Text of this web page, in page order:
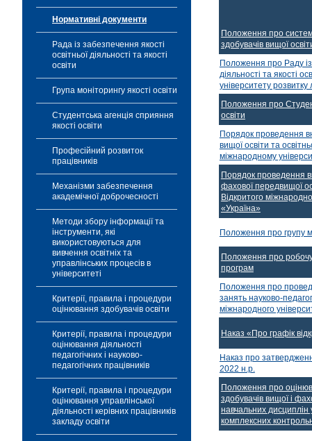
Нормативні документи
Рада із забезпечення якості
освітньої діяльності та якості
освіти
Група моніторингу якості освіти
Студентська агенція сприяння
якості освіти
Професійний розвиток
працівників
Механізми забезпечення
академічної доброчесності
Методи збору інформації та
інструменти, які
використовуються для
вивчення освітніх та
управлінських процесів в
університеті
Критерії, правила і процедури
оцінювання здобувачів освіти
Критерії, правила і процедури
оцінювання діяльності
педагогічних і науково-
педагогічних працівників
Критерії, правила і процедури
оцінювання управлінської
діяльності керівних працівників
закладу освіти
Положення про
здобувачів вищої
Положення про Раду із
діяльності та якості
університету
Положення про
освіти
Порядок проведення
вищої освіти та
міжнародному
Порядок проведення
фахової передвищої
Відкритого
«Україна»
Положення про групу
Положення про робочу
програм
Положення про
занять науково-
міжнародного
Наказ «Про графік
Наказ про
2022 н.р.
Положення про
здобувачів вищої і
навчальних
комплексних